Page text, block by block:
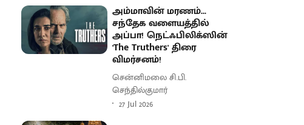
அம்மாவின் மரணம்...
சந்தேக வளையத்தில்
அப்பா! நெட்ஃபிலிக்ஸின்
'The Truthers' திரை
விமர்சனம்!
சென்னிமலை சி.பி.
செந்தில்குமார்
27 Jul 2026